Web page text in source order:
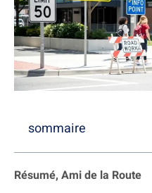
sommaire
Résumé, Ami de la Route